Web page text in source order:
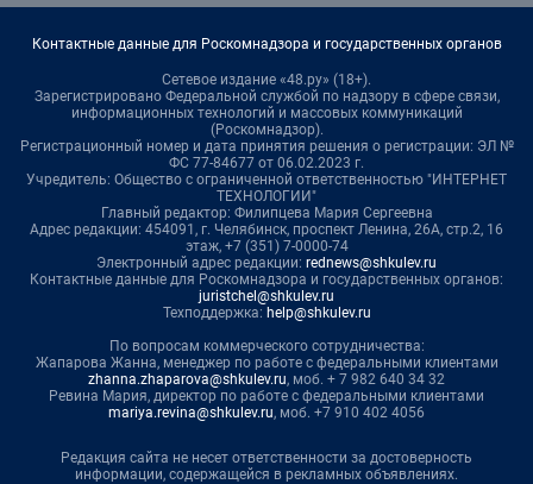
Контактные данные для Роскомнадзора и государственных органов
Сетевое издание «48.ру» (18+).
Зарегистрировано Федеральной службой по надзору в сфере связи,
информационных технологий и массовых коммуникаций
(Роскомнадзор).
Регистрационный номер и дата принятия решения о регистрации: ЭЛ №
ФС 77-84677 от 06.02.2023 г.
Учредитель: Общество с ограниченной ответственностью "ИНТЕРНЕТ
ТЕХНОЛОГИИ"
Главный редактор: Филипцева Мария Сергеевна
Адрес редакции: 454091, г. Челябинск, проспект Ленина, 26А, стр.2, 16
этаж, +7 (351) 7-0000-74
Электронный адрес редакции: rednews@shkulev.ru
Контактные данные для Роскомнадзора и государственных органов:
juristchel@shkulev.ru
Техподдержка: help@shkulev.ru
По вопросам коммерческого сотрудничества:
Жапарова Жанна, менеджер по работе с федеральными клиентами
zhanna.zhaparova@shkulev.ru, моб. + 7 982 640 34 32
Ревина Мария, директор по работе с федеральными клиентами
mariya.revina@shkulev.ru, моб. +7 910 402 4056
Редакция сайта не несет ответственности за достоверность
информации, содержащейся в рекламных объявлениях.